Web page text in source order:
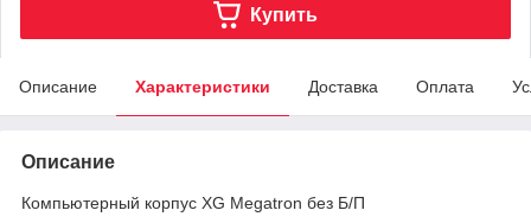
Купить
Описание Характеристики Доставка Оплата
Описание
Компьютерный корпус XG Megatron без Б/П